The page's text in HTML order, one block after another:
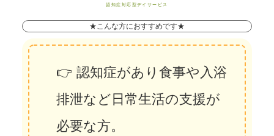
認知症対応型デイサービス
★こんな方におすすめです★
👉 認知症があり食事や入浴
排泄など日常生活の支援が
必要な方。